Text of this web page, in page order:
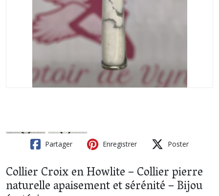
Partager Enregistrer Poster
Collier Croix en Howlite – Collier pierre
naturelle apaisement et sérénité – Bijou